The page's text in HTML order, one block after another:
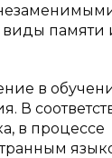
виды памяти
в
В
в процессе